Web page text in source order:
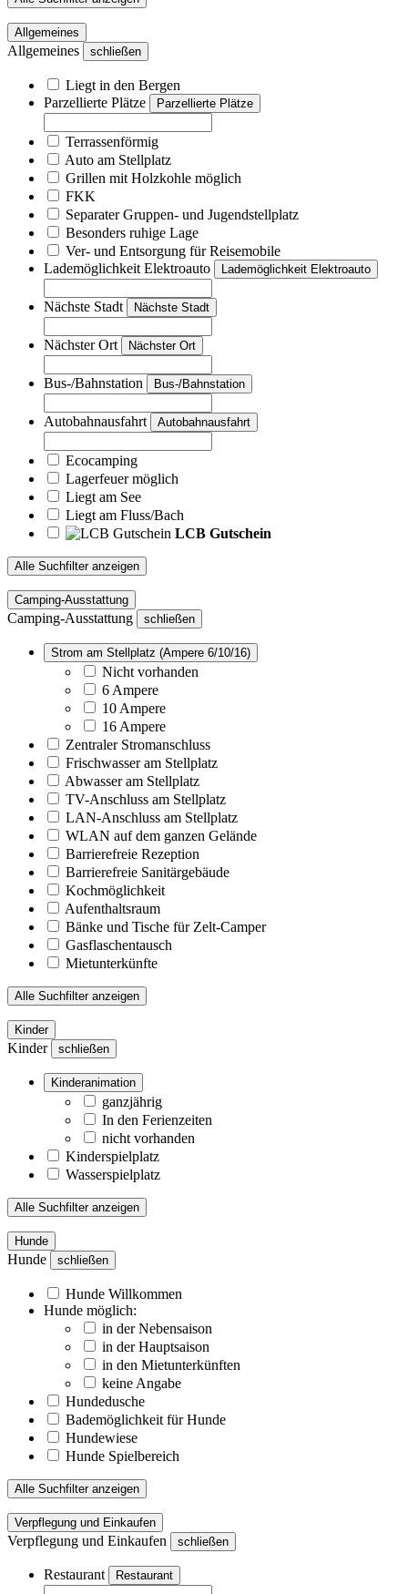
Allgemeines
Allgemeines schließen
Liegt in den Bergen
Parzellierte Plätze
Parzellierte Plätze
Terrassenförmig
Auto am Stellplatz
Grillen mit Holzkohle möglich
FKK
Separater Gruppen- und Jugendstellplatz
Besonders ruhige Lage
Ver- und Entsorgung für Reisemobile
Lademöglichkeit Elektroauto
Lademöglichkeit Elektroauto
Nächste Stadt Nächste Stadt
Nächster Ort Nächster Ort
Bus-/Bahnstation Bus-/Bahnstation
Autobahnausfahrt Autobahnausfahrt
Ecocamping
Lagerfeuer möglich
Liegt am See
Liegt am Fluss/Bach
LCB Gutschein
Alle Suchfilter anzeigen
Camping-Ausstattung
Camping-Ausstattung schließen
Strom am Stellplatz (Ampere 6/10/16)
Nicht vorhanden
6 Ampere
10 Ampere
16 Ampere
Zentraler Stromanschluss
Frischwasser am Stellplatz
Abwasser am Stellplatz
TV-Anschluss am Stellplatz
LAN-Anschluss am Stellplatz
WLAN auf dem ganzen Gelände
Barrierefreie Rezeption
Barrierefreie Sanitärgebäude
Kochmöglichkeit
Aufenthaltsraum
Bänke und Tische für Zelt-Camper
Gasflaschentausch
Mietunterkünfte
Alle Suchfilter anzeigen
Kinder
Kinder schließen
Kinderanimation
ganzjährig
In den Ferienzeiten
nicht vorhanden
Kinderspielplatz
Wasserspielplatz
Alle Suchfilter anzeigen
Hunde
Hunde schließen
Hunde Willkommen
Hunde möglich:
in der Nebensaison
in der Hauptsaison
in den Mietunterkünften
keine Angabe
Hundedusche
Bademöglichkeit für Hunde
Hundewiese
Hunde Spielbereich
Alle Suchfilter anzeigen
Verpflegung und Einkaufen
Verpflegung und Einkaufen schließen
Restaurant Restaurant